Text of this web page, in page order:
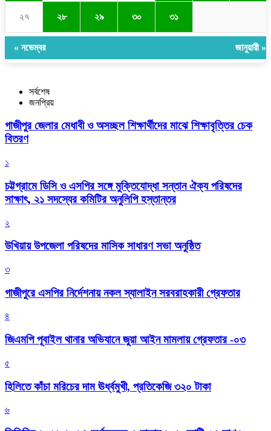
২৭ ২৮ ২৯ ৩০ ৩১
« নভেম্বর জানুয়ারী »
সর্বশেষ
জনপ্রিয়
গাজীপুর জেলার মেধাবী ও অসচ্ছল শিক্ষার্থীদের মাঝে শিক্ষাবৃত্তির চেক
বিতরণ
১
চট্টগ্রামে ডিসি ও এসপির সঙ্গে মুক্তিযোদ্ধা সন্তান ঐক্য পরিষদের
সাক্ষাৎ, ২১ সদস্যের কমিটির অনুলিপি হস্তান্তর
২
উখিয়ায় উপজেলা পরিষদের মাসিক সাধারণ সভা অনুষ্ঠিত
৩
গাজীপুরে এসপির নির্দেশনায় নকল স্যালাইন সরবরাহকারী গ্রেফতার
৪
জিএমপি পূবাইল থানার অভিযানে জুয়া আইন মামলায় গ্রেফতার -০৩
৫
হিলিতে কাঁচা মরিচের দাম ঊর্ধ্বমুখী, প্রতিকেজি ৩২০ টাকা
৬